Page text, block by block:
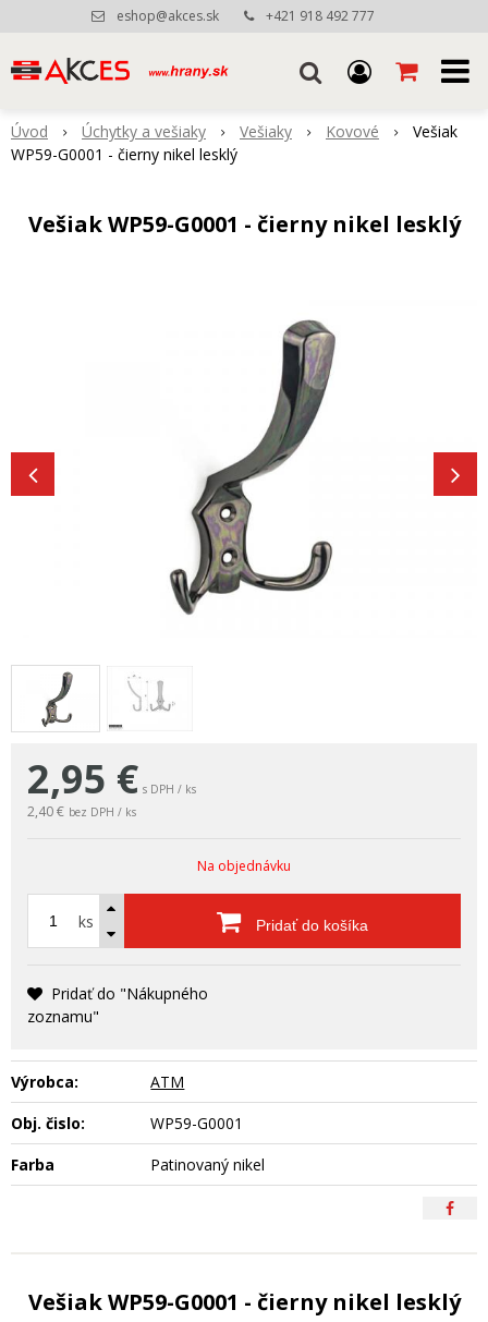
eshop@akces.sk +421 918 492 777
Úvod Úchytky a vešiaky Vešiaky Kovové
Vešiak
WP59-G0001 - čierny nikel lesklý
Vešiak WP59-G0001 - čierny nikel lesklý
2,95 € s DPH / ks
2,40 € bez DPH / ks
Na objednávku
ks Pridať do košíka
Pridať do "Nákupného
zoznamu"
Výrobca:
ATM
Obj. čislo:
WP59-G0001
Farba
Patinovaný nikel
Vešiak WP59-G0001 - čierny nikel lesklý